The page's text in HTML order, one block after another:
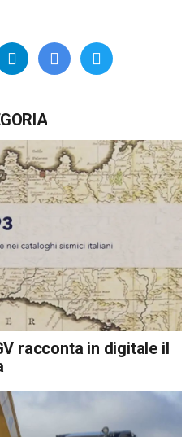
racconta in digitale il